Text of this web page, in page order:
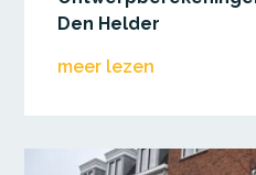
Den Helder
meer lezen